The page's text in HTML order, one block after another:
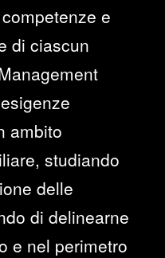
e
di ciascun
ambito
studiando
delle
di delinearne
e nel perimetro